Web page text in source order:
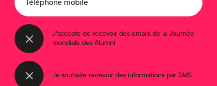
Téléphone mobile
J'accepte de recevoir des emails de la Journée
mondiale des Alumni
Je souhaite recevoir des informations par SMS
Asie